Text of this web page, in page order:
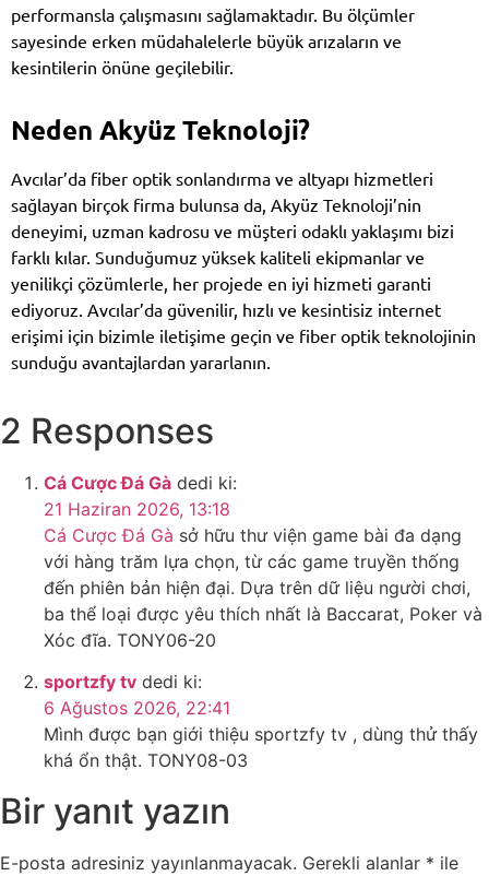
performansla çalışmasını sağlamaktadır. Bu ölçümler
sayesinde erken müdahalelerle büyük arızaların ve
kesintilerin önüne geçilebilir.
Neden Akyüz Teknoloji?
Avcılar’da fiber optik sonlandırma ve altyapı hizmetleri
sağlayan birçok firma bulunsa da, Akyüz Teknoloji’nin
deneyimi, uzman kadrosu ve müşteri odaklı yaklaşımı bizi
farklı kılar. Sunduğumuz yüksek kaliteli ekipmanlar ve
yenilikçi çözümlerle, her projede en iyi hizmeti garanti
ediyoruz. Avcılar’da güvenilir, hızlı ve kesintisiz internet
erişimi için bizimle iletişime geçin ve fiber optik teknolojinin
sunduğu avantajlardan yararlanın.
2 Responses
Cá Cược Đá Gà dedi ki:
21 Haziran 2026, 13:18
Cá Cược Đá Gà sở hữu thư viện game bài đa dạng
với hàng trăm lựa chọn, từ các game truyền thống
đến phiên bản hiện đại. Dựa trên dữ liệu người chơi,
ba thể loại được yêu thích nhất là Baccarat, Poker và
Xóc đĩa. TONY06-20
sportzfy tv dedi ki:
6 Ağustos 2026, 22:41
Mình được bạn giới thiệu sportzfy tv , dùng thử thấy
khá ổn thật. TONY08-03
Bir yanıt yazın
E-posta adresiniz yayınlanmayacak. Gerekli alanlar * ile